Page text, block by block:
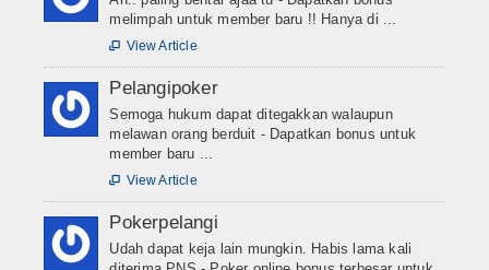
melimpah untuk member baru !! Hanya di ...
 View Article
Pelangipoker
Semoga hukum dapat ditegakkan walaupun
melawan orang berduit - Dapatkan bonus untuk
member baru ...
 View Article
Pokerpelangi
Udah dapat keja lain mungkin. Habis lama kali